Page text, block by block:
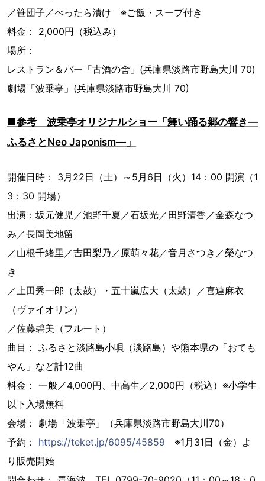
／笹団子／べったら漬け ※ご飯・スープ付き
料金： 2,000円（税込み）
場所：
レストラン＆バー「古酒の舎」(兵庫県淡路市野島大川 70)
劇場「波乗亭」(兵庫県淡路市野島大川 70)
■参考 波乗亭オリジナルショー「舞い踊る郷の響き―
ふるさとNeo Japonism―」
開催日時： 3月22日（土）～5月6日（火）14：00 開演（1
3：30 開場）
出演：坂元健児／池野千夏／石坂光／田野清香／金森なつ
み／長岡美地留
／山根千緒里／吉田梨乃／原萌々花／音月さつき／榮なつ
き
／上田秀一郎（太鼓）・五十嵐広大（太鼓）／喜連麻衣
（ヴァイオリン）
／佐藤碧美（フルート）
曲目： ふるさと淡路島小唄（淡路島）や熊本県の「おても
やん」など計12曲
料金： 一般／4,000円、中高生／2,000円（税込）※小学生
以下入場無料
会場： 劇場「波乗亭」（兵庫県淡路市野島大川70）
予約： https://teket.jp/6095/45859 ※1月31日（金）よ
り販売開始